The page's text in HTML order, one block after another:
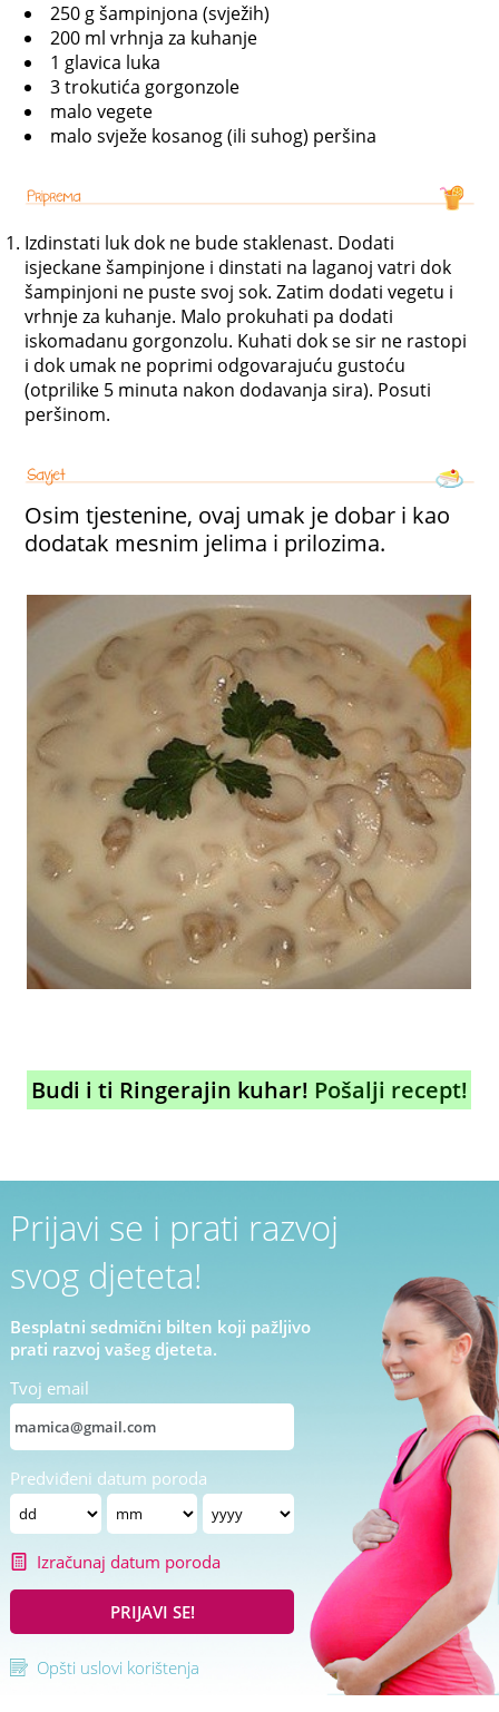
250 g šampinjona (svježih)
200 ml vrhnja za kuhanje
1 glavica luka
3 trokutića gorgonzole
malo vegete
malo svježe kosanog (ili suhog) peršina
Izdinstati luk dok ne bude staklenast. Dodati
isjeckane šampinjone i dinstati na laganoj vatri dok
šampinjoni ne puste svoj sok. Zatim dodati vegetu i
vrhnje za kuhanje. Malo prokuhati pa dodati
iskomadanu gorgonzolu. Kuhati dok se sir ne rastopi
i dok umak ne poprimi odgovarajuću gustoću
(otprilike 5 minuta nakon dodavanja sira). Posuti
peršinom.
Osim tjestenine, ovaj umak je dobar i kao
dodatak mesnim jelima i prilozima.
Budi i ti Ringerajin kuhar! Pošalji recept!
Prijavi se i prati razvoj
svog djeteta!
Besplatni sedmični bilten koji pažljivo
prati razvoj vašeg djeteta.
Tvoj email
Predviđeni datum poroda
Izračunaj datum poroda
PRIJAVI SE!
Opšti uslovi korištenja